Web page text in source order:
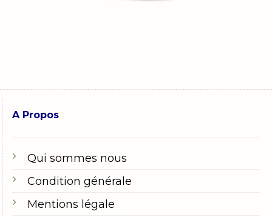
A Propos
Qui sommes nous
Condition générale
Mentions légale